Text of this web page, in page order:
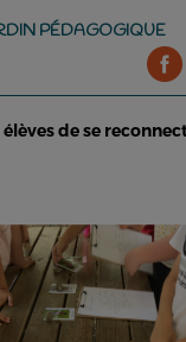
PÉDAGOGIQUE
élèves de se